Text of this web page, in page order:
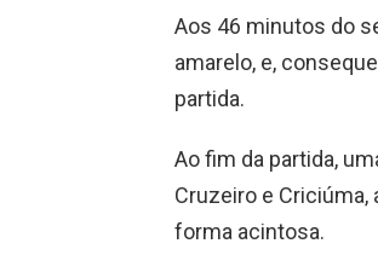
Aos 46 minutos do
amarelo, e,
partida.
Ao fim da partida,
Cruzeiro e
forma acintosa.